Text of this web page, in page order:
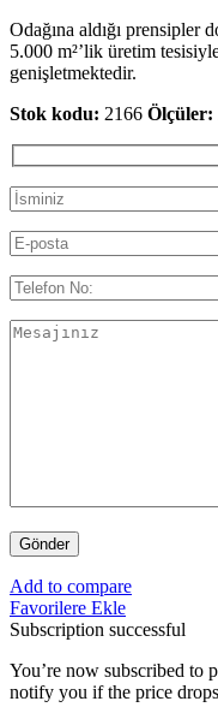
Odağına aldığı prensipler
5.000 m²’lik üretim
genişletmektedir.
Stok kodu: 2166 Ölçüler:
Add to compare
Favorilere Ekle
Subscription successful
You’re now subscribed to
notify you if the price